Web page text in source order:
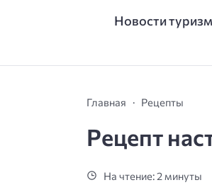
Новости
Главная Рецепты
Рецепт
На чтение: 2 минуты